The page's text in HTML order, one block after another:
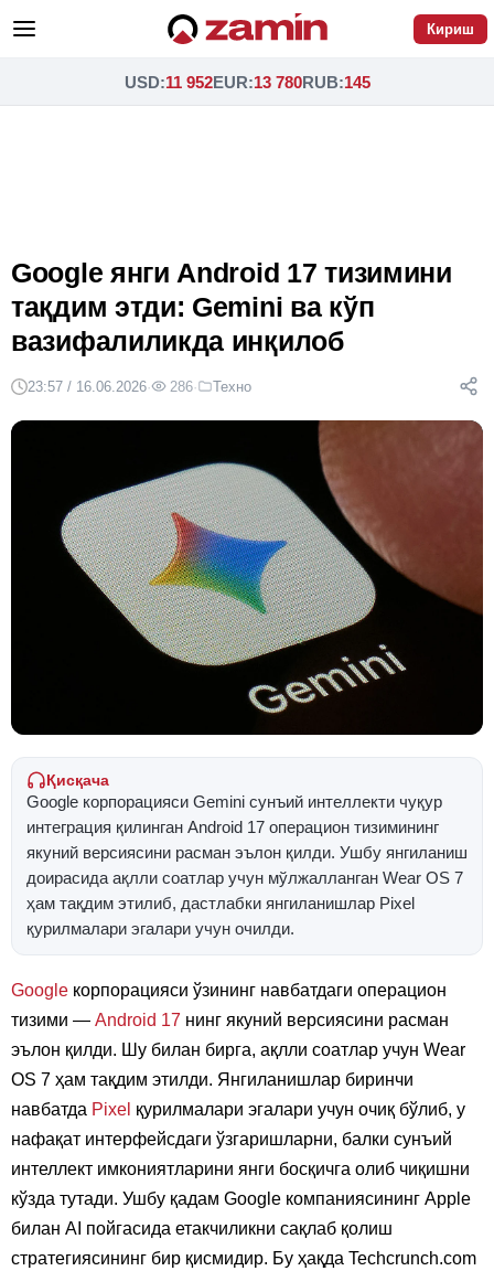
Кириш
USD:11 952EUR:13 780RUB:145
Google янги Android 17 тизимини
тақдим этди: Gemini ва кўп
вазифалиликда инқилоб
23:57 / 16.06.2026· 286· Техно
Қисқача
Google корпорацияси Gemini сунъий интеллекти чуқур
интеграция қилинган Android 17 операцион тизимининг
якуний версиясини расман эълон қилди. Ушбу янгиланиш
доирасида ақлли соатлар учун мўлжалланган Wear OS 7
ҳам тақдим этилиб, дастлабки янгиланишлар Pixel
қурилмалари эгалари учун очилди.
Google корпорацияси ўзининг навбатдаги операцион
тизими — Android 17 нинг якуний версиясини расман
эълон қилди. Шу билан бирга, ақлли соатлар учун Wear
OS 7 ҳам тақдим этилди. Янгиланишлар биринчи
навбатда Pixel қурилмалари эгалари учун очиқ бўлиб, у
нафақат интерфейсдаги ўзгаришларни, балки сунъий
интеллект имкониятларини янги босқичга олиб чиқишни
кўзда тутади. Ушбу қадам Google компаниясининг Apple
билан AI пойгасида етакчиликни сақлаб қолиш
стратегиясининг бир қисмидир. Бу ҳақда Techcrunch.com